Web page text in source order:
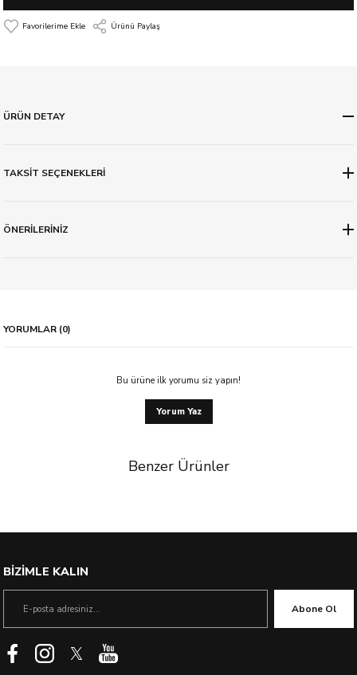
Ürünü Paylaş
ÜRÜN DETAY
TAKSİT SEÇENEKLERİ
ÖNERİLERİNİZ
YORUMLAR (0)
Bu ürüne ilk yorumu siz yapın!
Yorum Yaz
Benzer Ürünler
BİZİMLE KALIN
Abone Ol